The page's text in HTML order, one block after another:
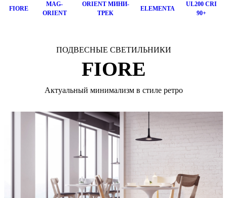
FIORE
MAG-
ORIENT
ORIENT МИНИ-
ТРЕК
ELEMENTA
UL200 CRI
90+
ПОДВЕСНЫЕ СВЕТИЛЬНИКИ
FIORE
Актуальный минимализм в стиле ретро